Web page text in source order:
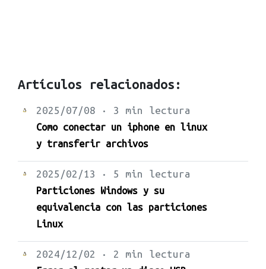
Artículos relacionados:
2025/07/08 · 3 min lectura
Como conectar un iphone en linux
y transferir archivos
2025/02/13 · 5 min lectura
Particiones Windows y su
equivalencia con las particiones
Linux
2024/12/02 · 2 min lectura